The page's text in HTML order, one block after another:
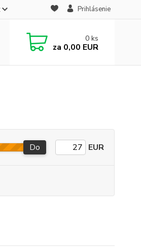
Prihlásenie
0 ks
za 0,00 EUR
Do EUR